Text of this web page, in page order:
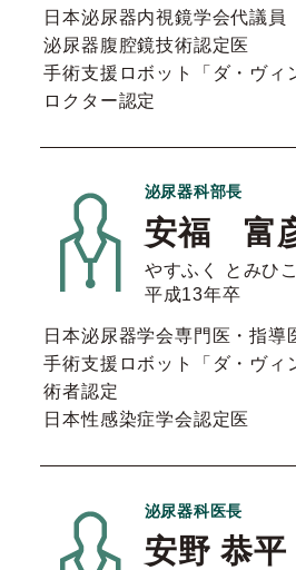
日本泌尿器内視鏡学会代議員
泌尿器腹腔鏡技術認定医
手術支援ロボット「ダ・ヴ
ロクター認定
泌尿器科部長
安福 富
やすふく とみひこ
平成13年卒
日本泌尿器学会専門医・指導
手術支援ロボット「ダ・ヴィ
術者認定
日本性感染症学会認定医
泌尿器科医長
安野 恭平